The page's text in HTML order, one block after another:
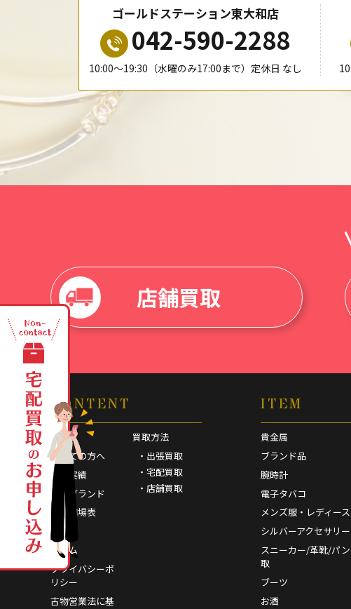
ゴールドステーション東大和店
042-590-2288
10:00〜19:30（水曜のみ17:00まで）定休日 なし
店舗買取
CONTENT
HOME
初めての方へ
買取実績
取扱ブランド
買取相場表
FAQ
コラム
プライバシーポ
リシー
古物営業法に基
買取方法
・出張買取
・宅配買取
・店舗買取
ITEM
貴金属
ブランド品
腕時計
電子タバコ
メンズ服・レディー
シルバーアクセサリー
スニーカー/革靴/パ
取
ブーツ
お酒